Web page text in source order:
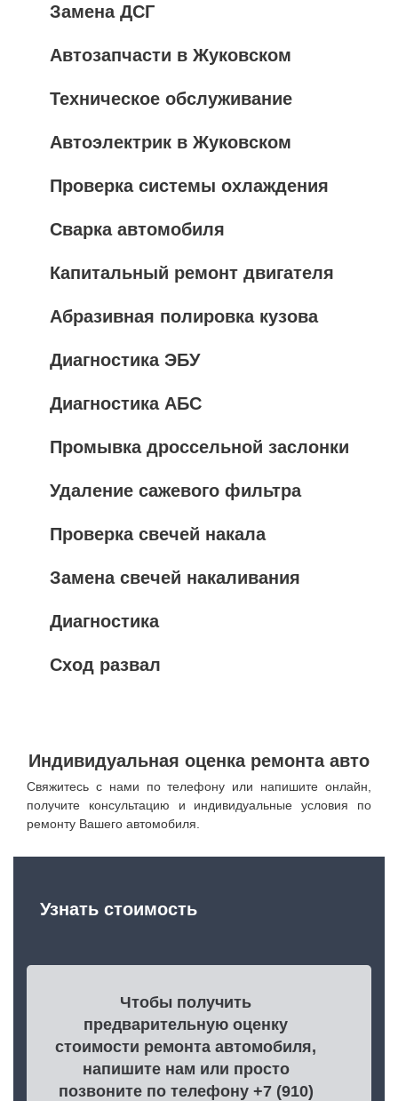
Замена ДСГ
Автозапчасти в Жуковском
Техническое обслуживание
Автоэлектрик в Жуковском
Проверка системы охлаждения
Сварка автомобиля
Капитальный ремонт двигателя
Абразивная полировка кузова
Диагностика ЭБУ
Диагностика АБС
Промывка дроссельной заслонки
Удаление сажевого фильтра
Проверка свечей накала
Замена свечей накаливания
Диагностика
Сход развал
Индивидуальная оценка ремонта авто
Свяжитесь с нами по телефону или напишите онлайн,
получите консультацию и индивидуальные условия по
ремонту Вашего автомобиля.
Узнать стоимость
Чтобы получить
предварительную оценку
стоимости ремонта автомобиля,
напишите нам или просто
позвоните по телефону +7 (910)